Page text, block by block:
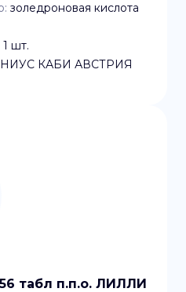
золедроновая кислота
1 шт.
КАБИ АВСТРИЯ
табл п.п.о. ЛИЛЛИ